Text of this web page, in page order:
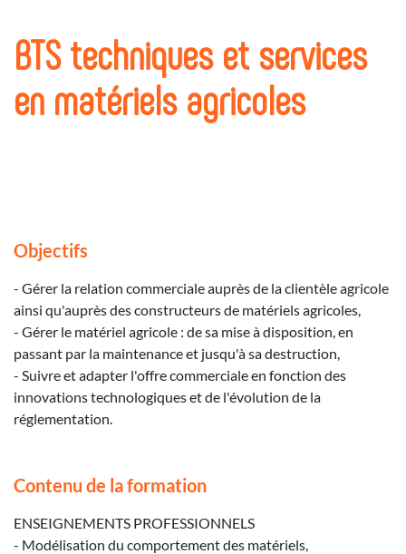
BTS techniques et services
en matériels agricoles
Objectifs
- Gérer la relation commerciale auprès de la clientèle agricole
ainsi qu'auprès des constructeurs de matériels agricoles,
- Gérer le matériel agricole : de sa mise à disposition, en
passant par la maintenance et jusqu'à sa destruction,
- Suivre et adapter l'offre commerciale en fonction des
innovations technologiques et de l'évolution de la
réglementation.
Contenu de la formation
ENSEIGNEMENTS PROFESSIONNELS
- Modélisation du comportement des matériels,